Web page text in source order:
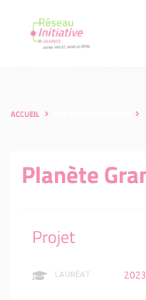
ACCUEIL
Planète
Projet
LAURÉAT : 2023